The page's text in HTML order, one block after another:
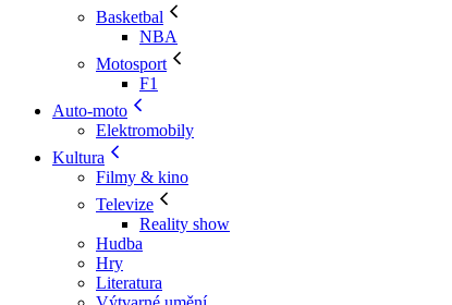
Basketbal
NBA
Motosport
F1
Auto-moto
Elektromobily
Kultura
Filmy & kino
Televize
Reality show
Hudba
Hry
Literatura